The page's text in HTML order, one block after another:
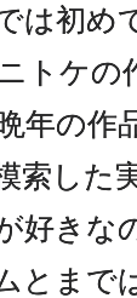
は初め
トケの
年の作
索した
好きな
とまで